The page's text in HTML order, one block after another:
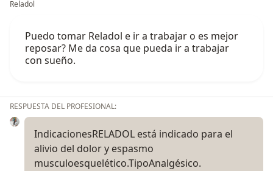
Reladol
Puedo tomar Reladol e ir a trabajar o es mejor
reposar? Me da cosa que pueda ir a trabajar
con sueño.
RESPUESTA DEL PROFESIONAL:
IndicacionesRELADOL está indicado para el
alivio del dolor y espasmo
musculoesquelético.TipoAnalgésico.